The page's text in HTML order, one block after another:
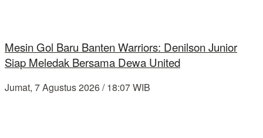
Mesin Gol Baru Banten Warriors: Denilson Junior
Siap Meledak Bersama Dewa United
Jumat, 7 Agustus 2026 / 18:07 WIB